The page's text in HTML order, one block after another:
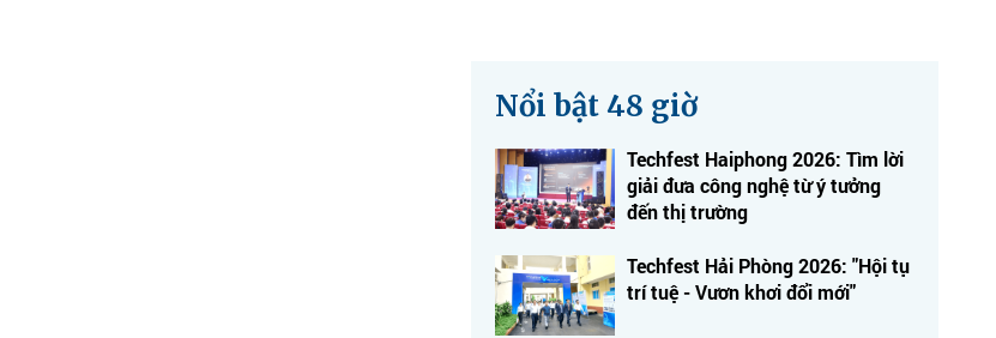
Nổi bật 48 giờ
Techfest Haiphong 2026: Tìm lời
giải đưa công nghệ từ ý tưởng
đến thị trường
Techfest Hải Phòng 2026: "Hội tụ
trí tuệ - Vươn khơi đổi mới"